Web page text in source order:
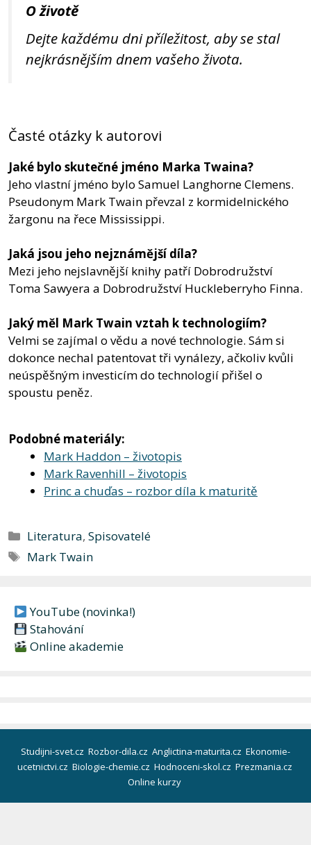
O životě
Dejte každému dni příležitost, aby se stal
nejkrásnějším dnem vašeho života.
Časté otázky k autorovi
Jaké bylo skutečné jméno Marka Twaina?
Jeho vlastní jméno bylo Samuel Langhorne Clemens.
Pseudonym Mark Twain převzal z kormidelnického
žargonu na řece Mississippi.
Jaká jsou jeho nejznámější díla?
Mezi jeho nejslavnější knihy patří Dobrodružství
Toma Sawyera a Dobrodružství Huckleberryho Finna.
Jaký měl Mark Twain vztah k technologiím?
Velmi se zajímal o vědu a nové technologie. Sám si
dokonce nechal patentovat tři vynálezy, ačkoliv kvůli
neúspěšným investicím do technologií přišel o
spoustu peněz.
Podobné materiály:
Mark Haddon – životopis
Mark Ravenhill – životopis
Princ a chuďas – rozbor díla k maturitě
Rubriky
Literatura,Spisovatelé
Štítky
Mark Twain
YouTube (novinka!)
Stahování
Online akademie
Studijni-svet.cz Rozbor-dila.cz Anglictina-maturita.cz Ekonomie-
ucetnictvi.cz Biologie-chemie.cz Hodnoceni-skol.cz Prezmania.cz
Online kurzy